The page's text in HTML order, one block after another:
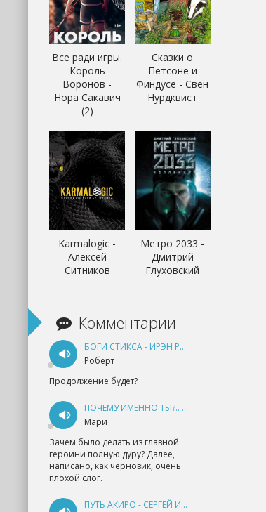
Все ради игры.
Король
Воронов -
Нора Сакавич
(2)
Сказки о
Петсоне и
Финдусе - Свен
Нурдквист
Karmalogic -
Алексей
Ситников
Метро 2033 -
Дмитрий
Глуховский
Комментарии
БОГИ СТИКСА - ИРЭН РУДКЕВИЧ
Роберт
Продолжение будет?
ПОЧЕМУ ИМЕННО ТЫ?.. КНИГА 1 - ЕКАТЕРИНА ЮДИНА
Мари
Зачем было делать из главной
героини полную дуру? Далее,
написано, как черновик, очень
плохой слог.
ПУТЬ АКИРО - СЕРГЕЙ ИЗМАЙЛОВ